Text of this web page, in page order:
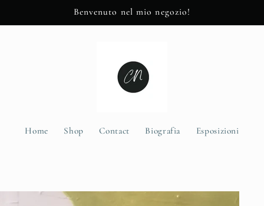
Benvenuto nel mio negozio!
Home Shop Contact Biografia Esposizioni